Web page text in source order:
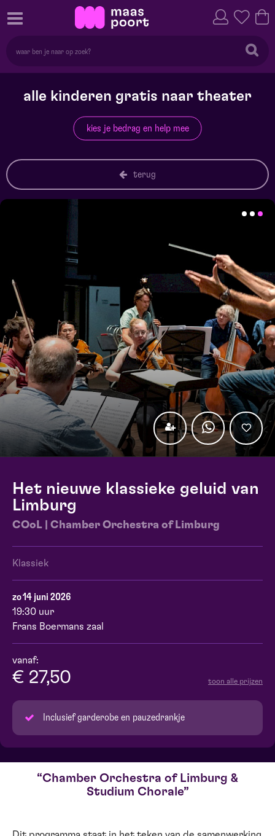
alle kinderen gratis naar theater
kies je bedrag en help mee
terug
Het nieuwe klassieke geluid van
Limburg
COoL | Chamber Orchestra of Limburg
Klassiek
zo 14 juni 2026
19:30 uur
Frans Boermans zaal
vanaf:
€ 27,50 toon alle prijzen
Inclusief garderobe en pauzedrankje
Chamber Orchestra of Limburg &
Studium Chorale